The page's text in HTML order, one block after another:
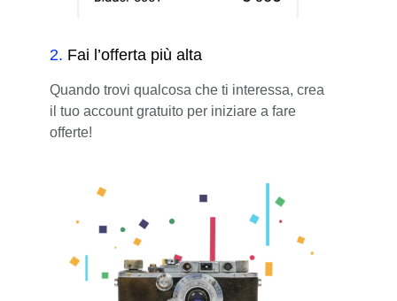
2. Fai l’offerta più alta
Quando trovi qualcosa che ti interessa, crea
il tuo account gratuito per iniziare a fare
offerte!